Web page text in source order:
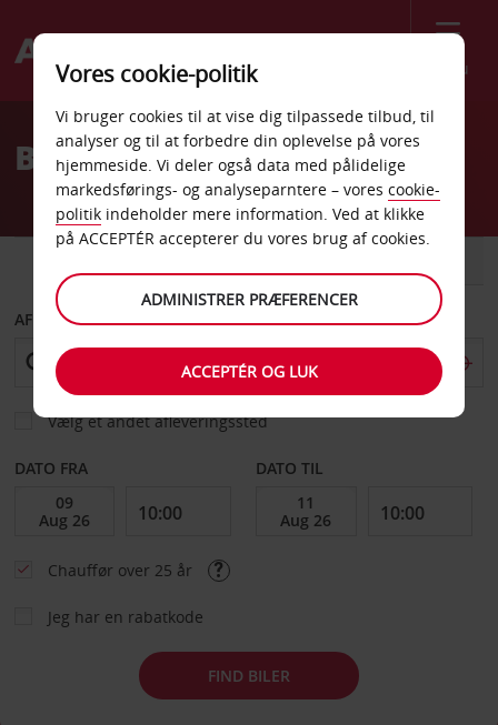
Menu
Welcome
AvisBilleje Bamako
AFHENT FRA
Vælg et andet afleveringssted
DATO FRA DATO TIL
Chauffør over 25 år
Jeg har en rabatkode
FIND BILER
Vores cookie-politik
Vi bruger cookies til at vise dig tilpassede tilbud, til
analyser og til at forbedre din oplevelse på vores
hjemmeside. Vi deler også data med pålidelige
markedsførings- og analyseparntere – vores cookie-
politik indeholder mere information. Ved at klikke
på ACCEPTÉR accepterer du vores brug af cookies.
ADMINISTRER PRÆFERENCER
ACCEPTÉR OG LUK